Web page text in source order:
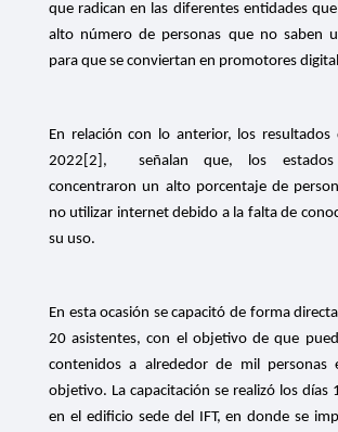
que radican en las diferentes entidades
alto número de personas que no saben
para que se conviertan en promotores
En relación con lo anterior, los resultados
2022 [2] ,
señalan que, los estados
concentraron un alto porcentaje de
no utilizar internet debido a la falta de
su uso.
En esta ocasión se capacitó de forma
20 asistentes, con el objetivo de que
contenidos a alrededor de mil personas
objetivo. La capacitación se realizó los días
en el edificio sede del IFT, en donde se